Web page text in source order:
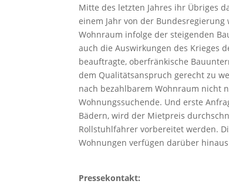
Mitte des letzten Jahres ihr Übriges
einem Jahr von der
Wohnraum infolge der steigenden
auch die Auswirkungen des Krieges
beauftragte, oberfränkische
dem Qualitätsanspruch gerecht zu
nach bezahlbarem Wohnraum nicht
Wohnungssuchende. Und erste
Bädern, wird der Mietpreis
Rollstuhlfahrer vorbereitet werden.
Wohnungen verfügen darüber
Pressekontakt: